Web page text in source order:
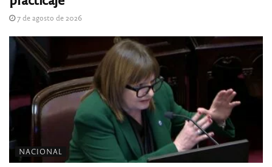
7 de agosto de 2026
NACIONAL